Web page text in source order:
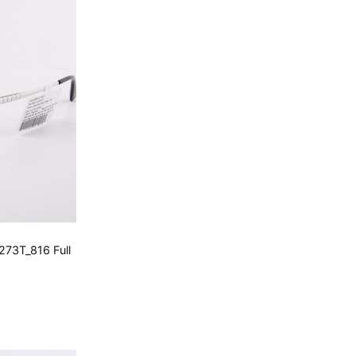
Full